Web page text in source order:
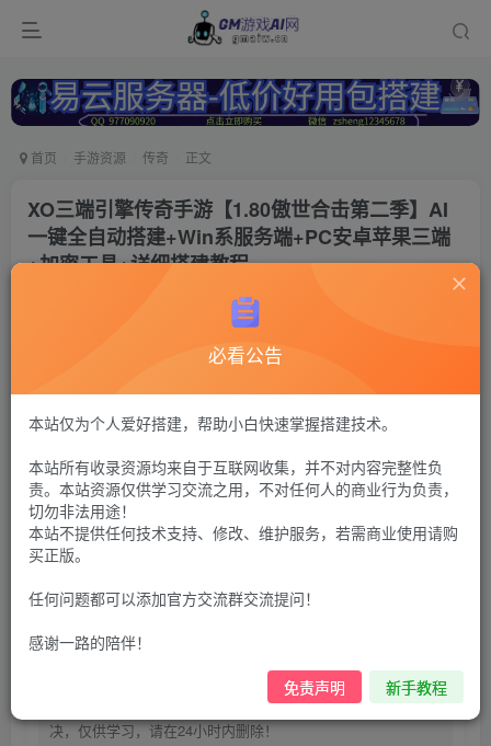
首页 手游资源 传奇 正文
XO三端引擎传奇手游【1.80傲世合击第二季】AI
一键全自动搭建+Win系服务端+PC安卓苹果三端
+加密工具+详细搭建教程
传奇xo引擎49
G币30 限时特惠
G币100
个人会员G币9.9 至尊会员 免费
购买前请先看完新手教程,未认真看完一切问题自行解决
点击查看
仅支持云服务器搭建，适用于小白快速搭建，只能确保安卓正
常进入游戏和后台使用，如有苹果请自测，游戏多少自带一些
bug，若后面因为bug或者其他原因导致游戏无法进入请自行解
决，仅供学习，请在24小时内删除！
付费资源
必看公告
本站仅为个人爱好搭建，帮助小白快速掌握搭建技术。
本站所有收录资源均来自于互联网收集，并不对内容完整性负
责。本站资源仅供学习交流之用，不对任何人的商业行为负责，
切勿非法用途！
本站不提供任何技术支持、修改、维护服务，若需商业使用请购
买正版。
任何问题都可以添加官方交流群交流提问！
感谢一路的陪伴！
免责声明 新手教程